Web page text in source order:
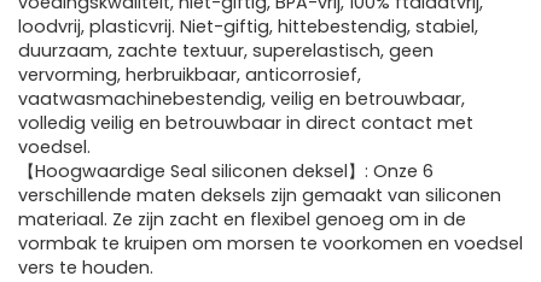
loodvrij, plasticvrij. Niet-giftig, hittebestendig, stabiel,
duurzaam, zachte textuur, superelastisch, geen
vervorming, herbruikbaar, anticorrosief,
vaatwasmachinebestendig, veilig en betrouwbaar,
volledig veilig en betrouwbaar in direct contact met
voedsel.
【Hoogwaardige Seal siliconen deksel】: Onze 6
verschillende maten deksels zijn gemaakt van siliconen
materiaal. Ze zijn zacht en flexibel genoeg om in de
vormbak te kruipen om morsen te voorkomen en voedsel
vers te houden.